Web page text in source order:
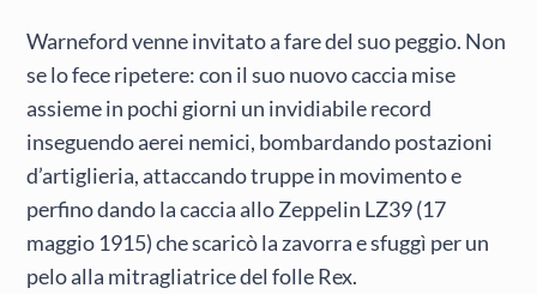
Warneford venne invitato a fare del suo peggio. Non
se lo fece ripetere: con il suo nuovo caccia mise
assieme in pochi giorni un invidiabile record
inseguendo aerei nemici, bombardando postazioni
d’artiglieria, attaccando truppe in movimento e
perfino dando la caccia allo Zeppelin LZ39 (17
maggio 1915) che scaricò la zavorra e sfuggì per un
pelo alla mitragliatrice del folle Rex.